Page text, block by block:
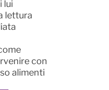
lui
lettura
con
alimenti